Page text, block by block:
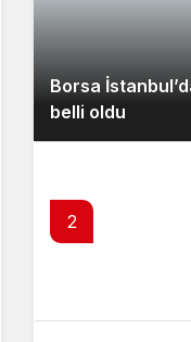
Borsa
belli oldu
2